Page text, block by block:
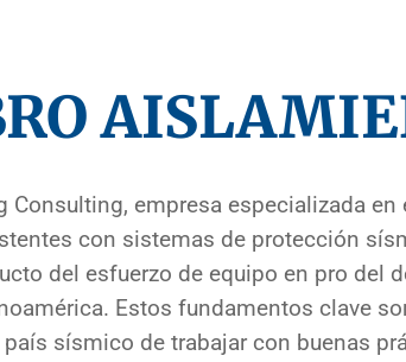
Consulting, empresa especializada
con sistemas de protección
del esfuerzo de equipo en pro del
Estos fundamentos clave
sísmico de trabajar con buenas